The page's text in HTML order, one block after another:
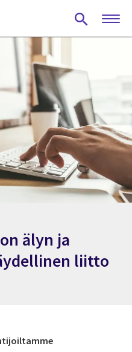
älyn ja
liitto